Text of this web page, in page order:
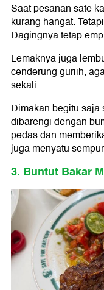
Saat pesanan sate
kurang hangat.
Dagingnya tetap
Lemaknya juga
cenderung guriih,
sekali.
Dimakan begitu
dibarengi dengan
pedas dan
juga menyatu
3. Buntut Bakar